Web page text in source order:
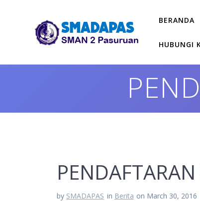
BERANDA
HUBUNGI
by SMADAPAS in Berita on March 30, 2016